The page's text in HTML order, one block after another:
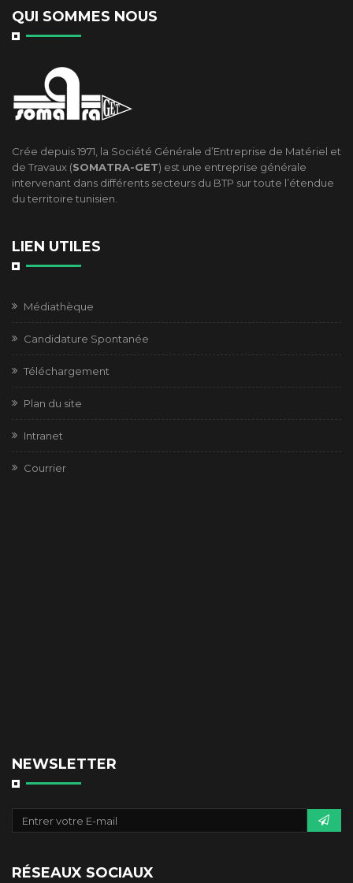
QUI SOMMES NOUS
Crée depuis 1971, la Société Générale d’Entreprise de Matériel et
de Travaux (SOMATRA-GET) est une entreprise générale
intervenant dans différents secteurs du BTP sur toute l’étendue
du territoire tunisien.
LIEN UTILES
Médiathèque
Candidature Spontanée
Téléchargement
Plan du site
Intranet
Courrier
NEWSLETTER
RÉSEAUX SOCIAUX